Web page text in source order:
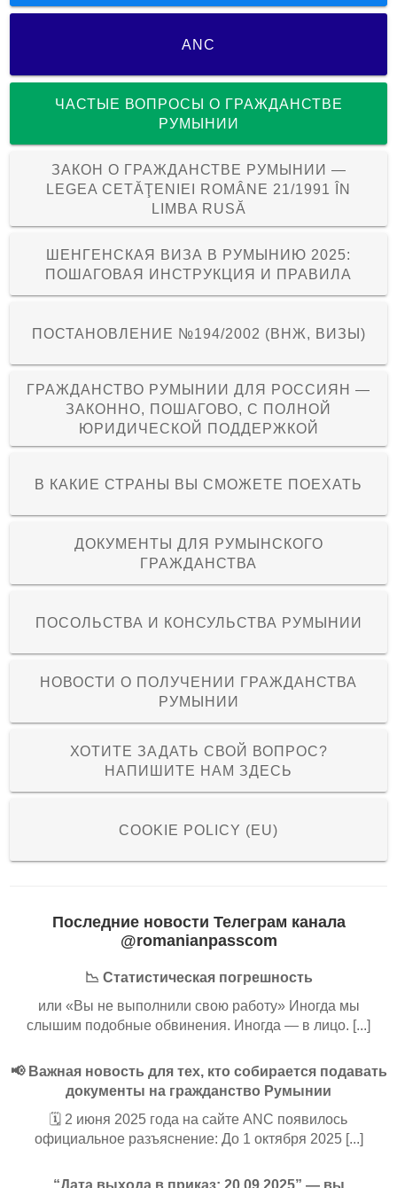
ANC
ЧАСТЫЕ ВОПРОСЫ О ГРАЖДАНСТВЕ
РУМЫНИИ
ЗАКОН О ГРАЖДАНСТВЕ РУМЫНИИ —
LEGEA CETĂŢENIEI ROMÂNE 21/1991 ÎN
LIMBA RUSĂ
ШЕНГЕНСКАЯ ВИЗА В РУМЫНИЮ 2025:
ПОШАГОВАЯ ИНСТРУКЦИЯ И ПРАВИЛА
ПОСТАНОВЛЕНИЕ №194/2002 (ВНЖ, ВИЗЫ)
ГРАЖДАНСТВО РУМЫНИИ ДЛЯ РОССИЯН —
ЗАКОННО, ПОШАГОВО, С ПОЛНОЙ
ЮРИДИЧЕСКОЙ ПОДДЕРЖКОЙ
В КАКИЕ СТРАНЫ ВЫ СМОЖЕТЕ ПОЕХАТЬ
ДОКУМЕНТЫ ДЛЯ РУМЫНСКОГО
ГРАЖДАНСТВА
ПОСОЛЬСТВА И КОНСУЛЬСТВА РУМЫНИИ
НОВОСТИ О ПОЛУЧЕНИИ ГРАЖДАНСТВА
РУМЫНИИ
ХОТИТЕ ЗАДАТЬ СВОЙ ВОПРОС?
НАПИШИТЕ НАМ ЗДЕСЬ
COOKIE POLICY (EU)
Последние новости Телеграм канала
@romanianpasscom
📉 Статистическая погрешность
или «Вы не выполнили свою работу» Иногда мы
слышим подобные обвинения. Иногда — в лицо. [...]
📢 Важная новость для тех, кто собирается подавать
документы на гражданство Румынии
🗓️ 2 июня 2025 года на сайте ANC появилось
официальное разъяснение: До 1 октября 2025 [...]
“Дата выхода в приказ: 20.09.2025” — вы